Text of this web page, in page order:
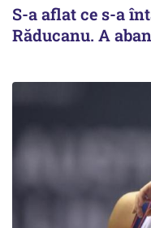
S-a aflat ce s-a
Răducanu. A